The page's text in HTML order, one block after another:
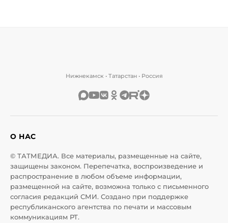
Нижнекамск • Татарстан • Россия
О НАС
© ТАТМЕДИА. Все материалы, размещенные на сайте,
защищены законом. Перепечатка, воспроизведение и
распространение в любом объеме информации,
размещенной на сайте, возможна только с письменного
согласия редакций СМИ. Создано при поддержке
республиканского агентства по печати и массовым
коммуникациям РТ.